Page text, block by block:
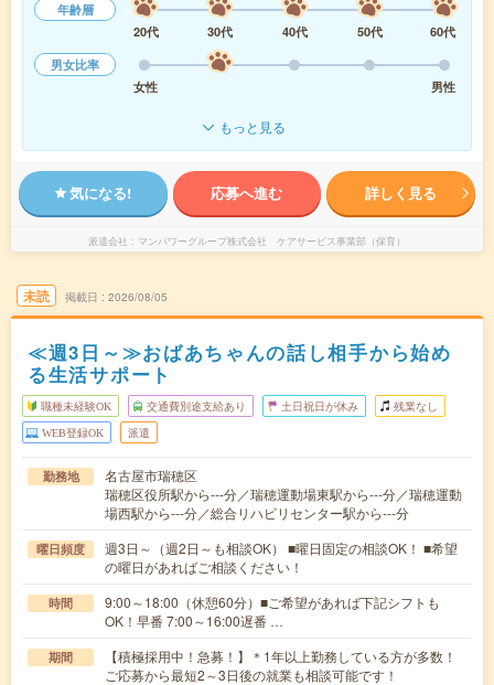
年齢層
20代
30代 40代 50代
60代
男女比率
女性
男性
もっと見る
気になる! 応募へ進む 詳しく見る
派遣会社 マンパワーグループ株式会社 ケアサービス事業部（保育）
未読 掲載日 2026/08/05
≪週3日～≫おばあちゃんの話し相手から始め
る生活サポート
職種未経験OK 交通費別途支給あり 土日祝日が休み 残業なし
WEB登録OK 派遣
勤務地
名古屋市瑞穂区
瑞穂区役所駅から---分／瑞穂運動場東駅から---分／瑞穂運動
場西駅から---分／総合リハビリセンター駅から---分
曜日頻度
週3日～（週2日～も相談OK） ■曜日固定の相談OK！ ■希望
の曜日があればご相談ください！
時間
9:00～18:00（休憩60分）■ご希望があれば下記シフトも
OK！早番 7:00～16:00遅番 …
期間
【積極採用中！急募！】＊1年以上勤務している方が多数！
ご応募から最短2～3日後の就業も相談可能です！